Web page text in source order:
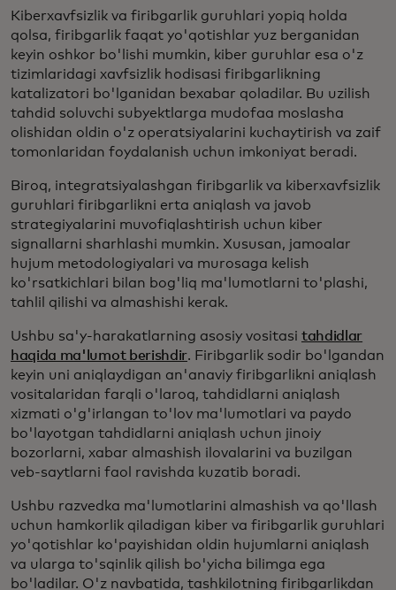
Kiberxavfsizlik va firibgarlik guruhlari yopiq holda
qolsa, firibgarlik faqat yo'qotishlar yuz berganidan
keyin oshkor bo'lishi mumkin, kiber guruhlar esa o'z
tizimlaridagi xavfsizlik hodisasi firibgarlikning
katalizatori bo'lganidan bexabar qoladilar. Bu uzilish
tahdid soluvchi subyektlarga mudofaa moslasha
olishidan oldin o'z operatsiyalarini kuchaytirish va zaif
tomonlaridan foydalanish uchun imkoniyat beradi.
Biroq, integratsiyalashgan firibgarlik va kiberxavfsizlik
guruhlari firibgarlikni erta aniqlash va javob
strategiyalarini muvofiqlashtirish uchun kiber
signallarni sharhlashi mumkin. Xususan, jamoalar
hujum metodologiyalari va murosaga kelish
ko'rsatkichlari bilan bog'liq ma'lumotlarni to'plashi,
tahlil qilishi va almashishi kerak.
Ushbu sa'y-harakatlarning asosiy vositasi tahdidlar
haqida ma'lumot berishdir. Firibgarlik sodir bo'lgandan
keyin uni aniqlaydigan an'anaviy firibgarlikni aniqlash
vositalaridan farqli o'laroq, tahdidlarni aniqlash
xizmati o'g'irlangan to'lov ma'lumotlari va paydo
bo'layotgan tahdidlarni aniqlash uchun jinoiy
bozorlarni, xabar almashish ilovalarini va buzilgan
veb-saytlarni faol ravishda kuzatib boradi.
Ushbu razvedka ma'lumotlarini almashish va qo'llash
uchun hamkorlik qiladigan kiber va firibgarlik guruhlari
yo'qotishlar ko'payishidan oldin hujumlarni aniqlash
va ularga to'sqinlik qilish bo'yicha bilimga ega
bo'ladilar. O'z navbatida, tashkilotning firibgarlikdan